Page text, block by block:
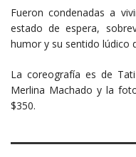
Fueron condenadas a
estado de espera,
humor y su sentido lúdico
La coreografía es de
Merlina Machado y la
$350.